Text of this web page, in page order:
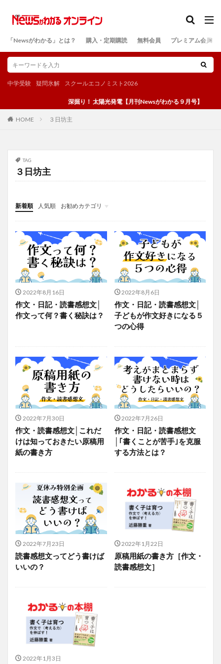
「Newsがわかる」とは？ 購入・定期購読 無料会員 プレミアム会員
中学受験 疑問氷解 スクールエコノミスト2026
深掘り！ 太陽光発電【月刊Newsがわかる９月号】
HOME ３日坊主
TAG
３日坊主
新着順 人気順
お勧めカテゴリ
投稿
学び
マンガ
電子書籍
2022年8月16日
作文・日記・読書感想文│
作文って何？書く秘訣は？
2022年8月6日
作文・日記・読書感想文│
子どもが作文好きになる５
つの心得
2022年7月30日
作文・読書感想文│これだ
けは知っておきたい原稿用
紙の書き方
2022年7月26日
作文・日記・読書感想文
│｢書くことが苦手｣を克服
する方法とは？
2022年7月23日
読書感想文ってどう書けば
いいの？
2022年1月22日
原稿用紙の書き方［作文・
読書感想文］
2022年1月3日
検索